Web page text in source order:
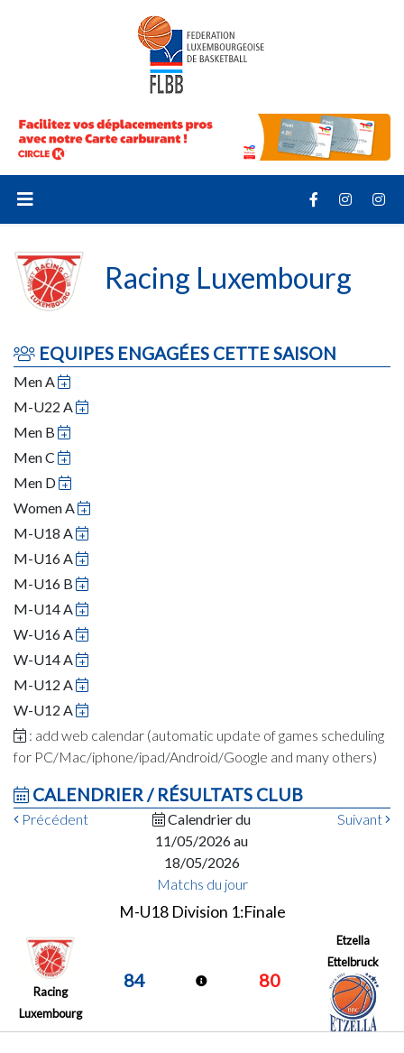
Racing Luxembourg
EQUIPES ENGAGÉES CETTE SAISON
Men A
M-U22 A
Men B
Men C
Men D
Women A
M-U18 A
M-U16 A
M-U16 B
M-U14 A
W-U16 A
W-U14 A
M-U12 A
W-U12 A
: add web calendar (automatic update of games scheduling
for PC/Mac/iphone/ipad/Android/Google and many others)
CALENDRIER / RÉSULTATS CLUB
Précédent
Calendrier du
11/05/2026 au
18/05/2026
Suivant
Matchs du jour
M-U18 Division 1:Finale
Racing
Luxembourg
84 80
Etzella
Ettelbruck